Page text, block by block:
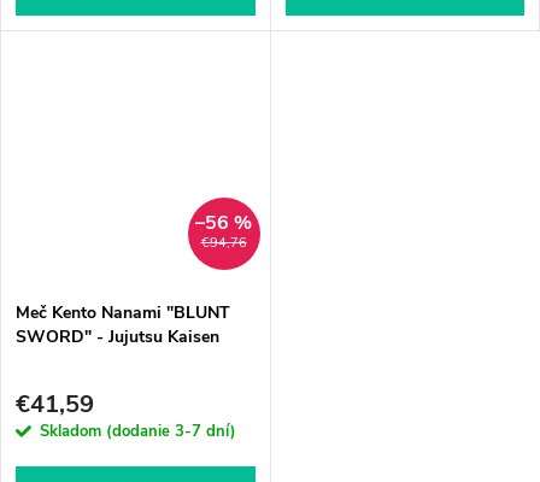
€94,76
–56 %
Meč Kento Nanami "BLUNT
SWORD" - Jujutsu Kaisen
€41,59
Skladom (dodanie 3-7 dní)